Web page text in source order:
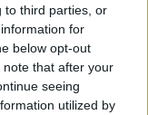
to third parties, or
for
below opt-out
that after your
seeing
utilized by